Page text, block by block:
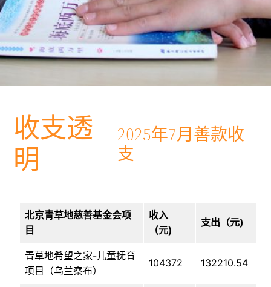
收支透
明
2025年7月善款收
支
北京青草地慈善基金会项
目
收入
（元)
支出（元)
青草地希望之家-儿童抚育
项目（乌兰察布）
104372 132210.54